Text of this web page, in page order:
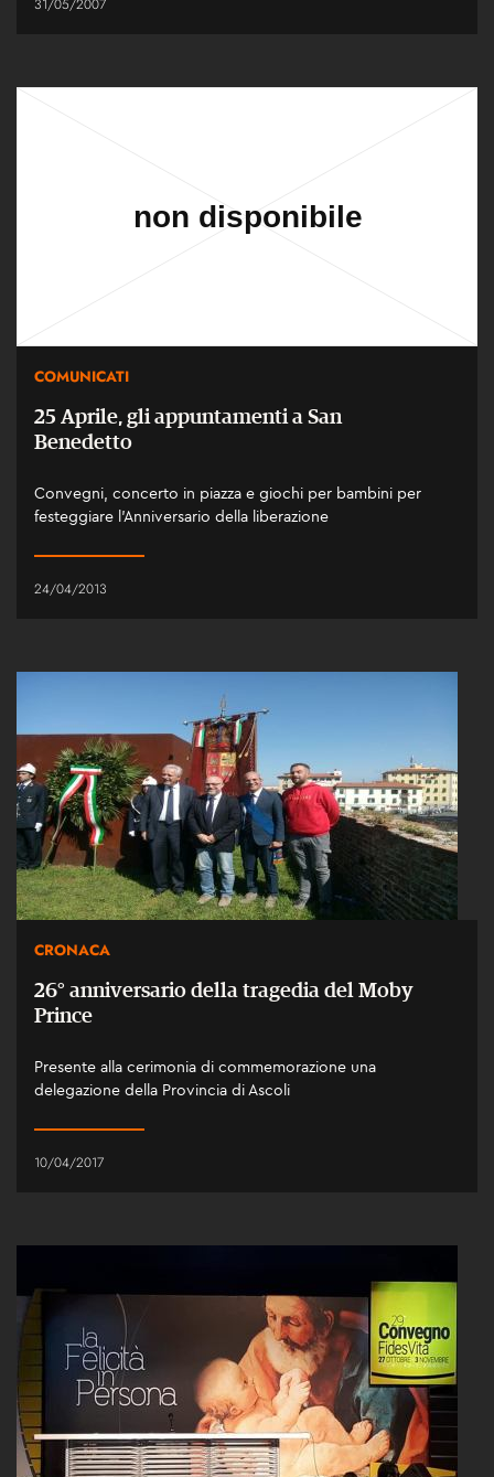
31/05/2007
COMUNICATI
25 Aprile, gli appuntamenti a San
Benedetto
Convegni, concerto in piazza e giochi per bambini per
festeggiare l’Anniversario della liberazione
24/04/2013
CRONACA
26° anniversario della tragedia del Moby
Prince
Presente alla cerimonia di commemorazione una
delegazione della Provincia di Ascoli
10/04/2017